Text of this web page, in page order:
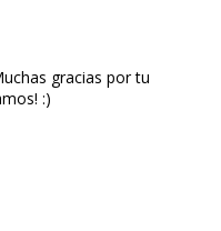
gracias por tu
:)